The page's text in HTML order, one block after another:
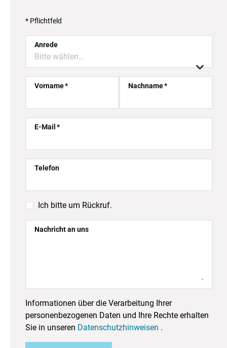
* Pflichtfeld
Anrede
Bitte wählen...

Vorname Nachname
E-Mail
Telefon
Ich bitte um Rückruf.
Nachricht an uns
Informationen über die Verarbeitung Ihrer
personenbezogenen Daten und Ihre Rechte erhalten
Sie in unseren Datenschutzhinweisen .